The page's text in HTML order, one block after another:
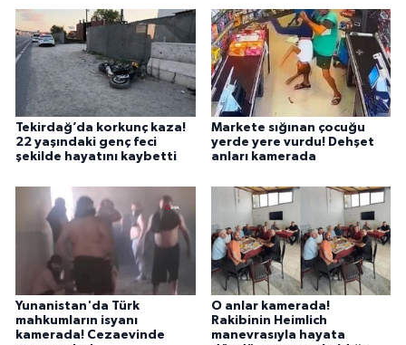
Tekirdağ’da korkunç kaza!
22 yaşındaki genç feci
şekilde hayatını kaybetti
Markete sığınan çocuğu
yerde yere vurdu! Dehşet
anları kamerada
Yunanistan'da Türk
mahkumların isyanı
kamerada! Cezaevinde
O anlar kamerada!
Rakibinin Heimlich
manevrasıyla hayata